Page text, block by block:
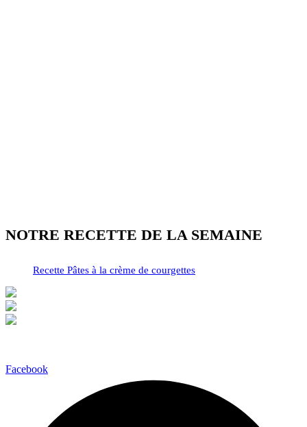
NOTRE RECETTE DE LA SEMAINE
Recette Pâtes à la crème de courgettes
Facebook